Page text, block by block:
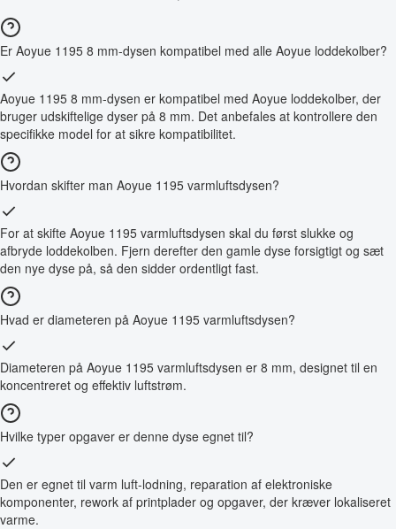
Er Aoyue 1195 8 mm-dysen kompatibel med alle Aoyue loddekolber?
Aoyue 1195 8 mm-dysen er kompatibel med Aoyue loddekolber, der
bruger udskiftelige dyser på 8 mm. Det anbefales at kontrollere den
specifikke model for at sikre kompatibilitet.
Hvordan skifter man Aoyue 1195 varmluftsdysen?
For at skifte Aoyue 1195 varmluftsdysen skal du først slukke og
afbryde loddekolben. Fjern derefter den gamle dyse forsigtigt og sæt
den nye dyse på, så den sidder ordentligt fast.
Hvad er diameteren på Aoyue 1195 varmluftsdysen?
Diameteren på Aoyue 1195 varmluftsdysen er 8 mm, designet til en
koncentreret og effektiv luftstrøm.
Hvilke typer opgaver er denne dyse egnet til?
Den er egnet til varm luft-lodning, reparation af elektroniske
komponenter, rework af printplader og opgaver, der kræver lokaliseret
varme.